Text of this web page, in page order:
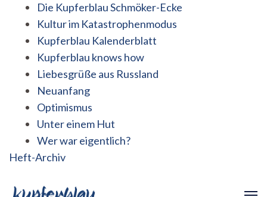
Die Kupferblau Schmöker-Ecke
Kultur im Katastrophenmodus
Kupferblau Kalenderblatt
Kupferblau knows how
Liebesgrüße aus Russland
Neuanfang
Optimismus
Unter einem Hut
Wer war eigentlich?
Heft-Archiv